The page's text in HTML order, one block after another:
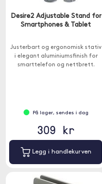
Desire2 Adjustable Stand for
Smartphones & Tablet
Justerbart og ergonomisk stativ
i elegant aluminiumsfinish for
smarttelefon og nettbrett.
På lager, sendes i dag
309 kr
Legg i handlekurven